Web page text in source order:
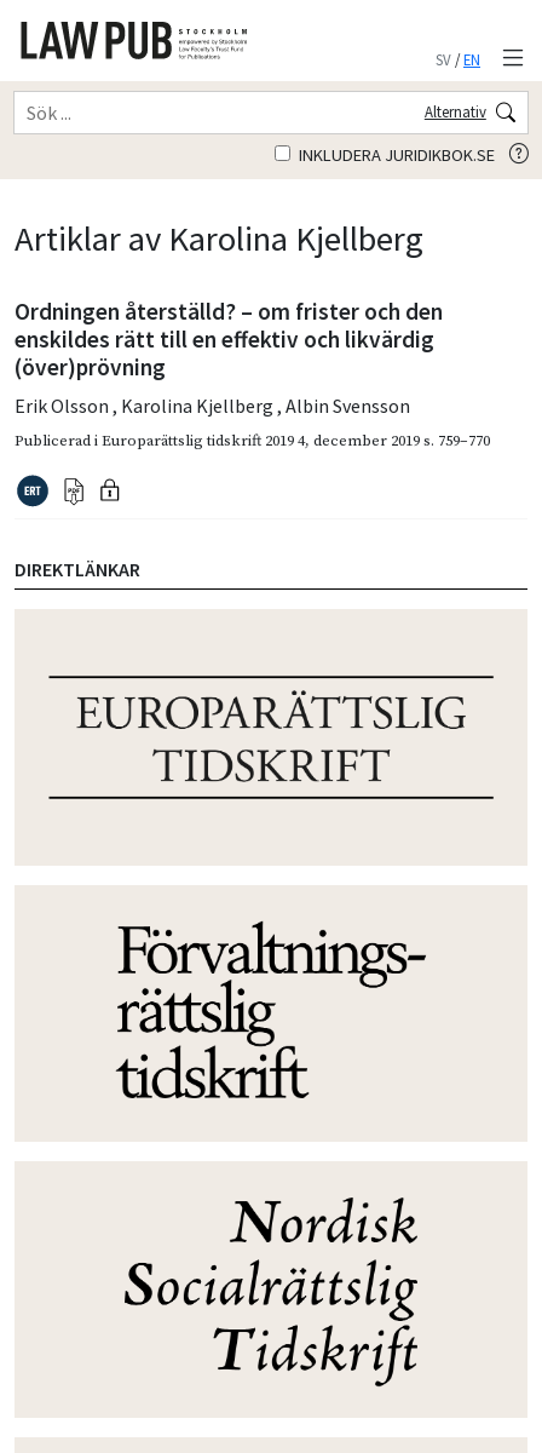
SV/EN
Alternativ
INKLUDERA JURIDIKBOK.SE
Artiklar av Karolina Kjellberg
Ordningen återställd? – om frister och den
enskildes rätt till en effektiv och likvärdig
(över)prövning
Erik Olsson , Karolina Kjellberg , Albin Svensson
Publicerad iEuroparättslig tidskrift 2019 4, december 2019s. 759–770
DIREKTLÄNKAR